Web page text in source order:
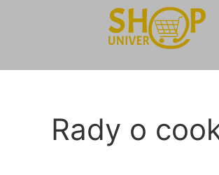
laden test
Rady o